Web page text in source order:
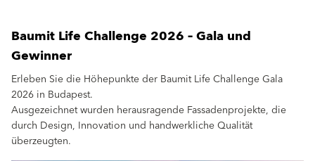
Baumit Life Challenge 2026 – Gala und
Gewinner
Erleben Sie die Höhepunkte der Baumit Life Challenge Gala
2026 in Budapest.
Ausgezeichnet wurden herausragende Fassadenprojekte, die
durch Design, Innovation und handwerkliche Qualität
überzeugten.